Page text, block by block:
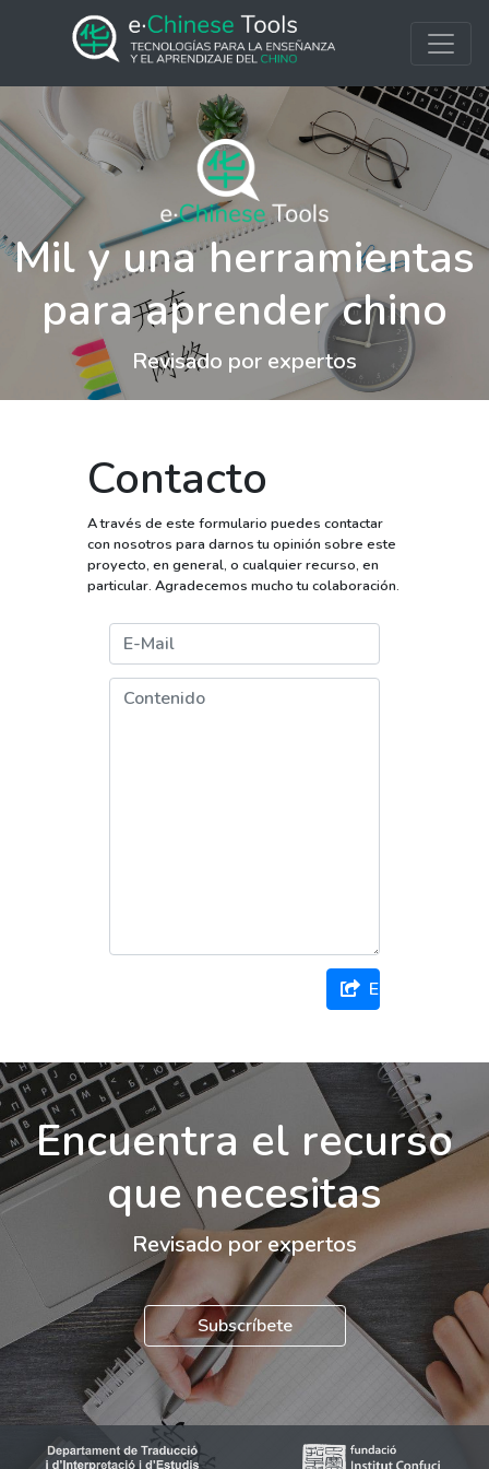
Mil y una herramientas
para aprender chino
Revisado por expertos
Contacto
A través de este formulario puedes contactar
con nosotros para darnos tu opinión sobre este
proyecto, en general, o cualquier recurso, en
particular. Agradecemos mucho tu colaboración.
Enviar
Encuentra el recurso
que necesitas
Revisado por expertos
Subscríbete